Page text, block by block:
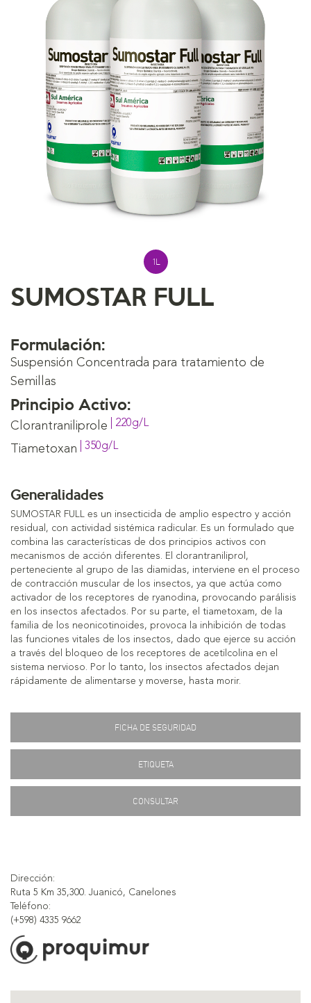
1L
SUMOSTAR FULL
Formulación:
Suspensión Concentrada para tratamiento de
Semillas
Principio Activo:
Clorantraniliprole | 220g/L
Tiametoxan | 350g/L
Generalidades
SUMOSTAR FULL es un insecticida de amplio espectro y acción
residual, con actividad sistémica radicular. Es un formulado que
combina las características de dos principios activos con
mecanismos de acción diferentes. El clorantraniliprol,
perteneciente al grupo de las diamidas, interviene en el proceso
de contracción muscular de los insectos, ya que actúa como
activador de los receptores de ryanodina, provocando parálisis
en los insectos afectados. Por su parte, el tiametoxam, de la
familia de los neonicotinoides, provoca la inhibición de todas
las funciones vitales de los insectos, dado que ejerce su acción
a través del bloqueo de los receptores de acetilcolina en el
sistema nervioso. Por lo tanto, los insectos afectados dejan
rápidamente de alimentarse y moverse, hasta morir.
FICHA DE SEGURIDAD
ETIQUETA
CONSULTAR
Dirección:
Ruta 5 Km 35,300. Juanicó, Canelones
Teléfono:
(+598) 4335 9662